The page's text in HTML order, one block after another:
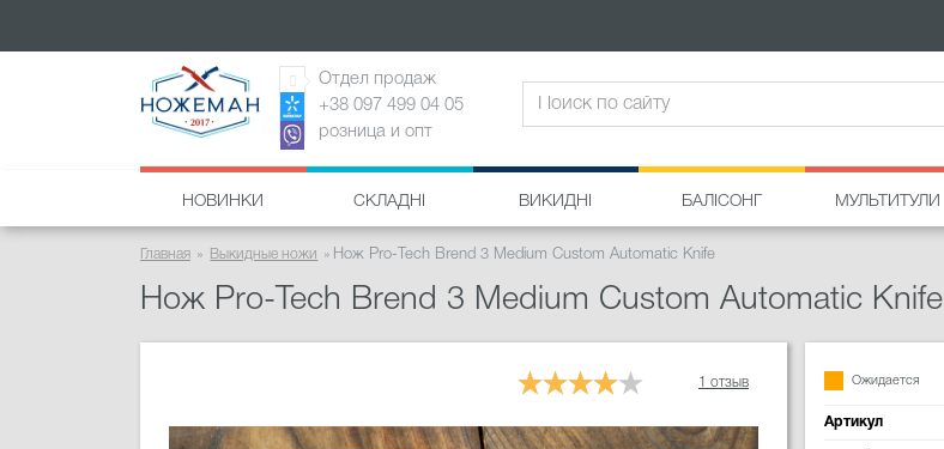
Отдел продаж
+38 097 499 04 05
розница и опт
НОВИНКИ СКЛАДНІ ВИКИДНІ БАЛІСОНГ МУЛЬТИТУЛИ
Главная Выкидные ножи Нож Pro-Tech Brend 3 Medium Custom Automatic Knife
Нож Pro-Tech Brend 3 Medium Custom Automatic Knife
1 отзыв Ожидается
Артикул